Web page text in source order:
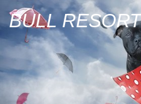
BULL RESORT